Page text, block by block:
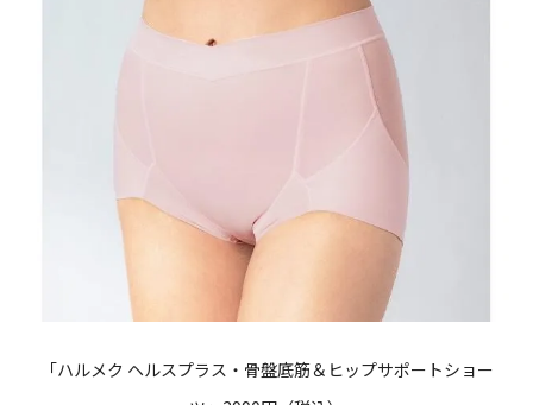
「ハルメク ヘルスプラス・骨盤底筋＆ヒップサポートショー